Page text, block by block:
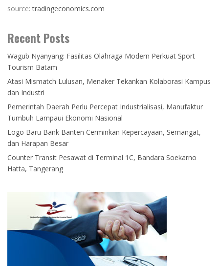
source:tradingeconomics.com
Recent Posts
Wagub Nyanyang: Fasilitas Olahraga Modern Perkuat Sport
Tourism Batam
Atasi Mismatch Lulusan, Menaker Tekankan Kolaborasi Kampus
dan Industri
Pemerintah Daerah Perlu Percepat Industrialisasi, Manufaktur
Tumbuh Lampaui Ekonomi Nasional
Logo Baru Bank Banten Cerminkan Kepercayaan, Semangat,
dan Harapan Besar
Counter Transit Pesawat di Terminal 1C, Bandara Soekarno
Hatta, Tangerang